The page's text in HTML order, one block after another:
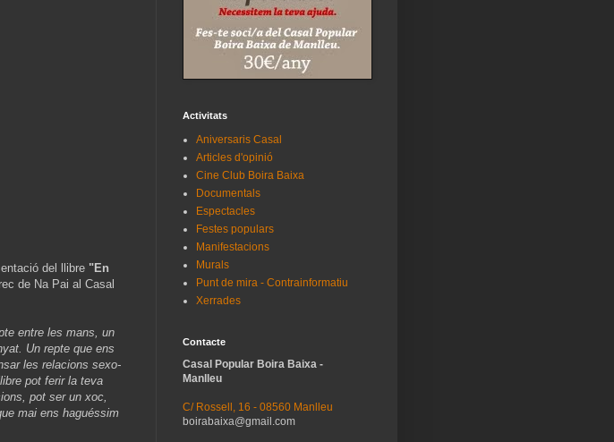
del llibre "En
de Na Pai al Casal
entre les mans, un
Un repte que ens
les relacions sexo-
pot ferir la teva
pot ser un xoc,
mai ens haguéssim
Activitats
Aniversaris Casal
Articles d'opinió
Cine Club Boira Baixa
Documentals
Espectacles
Festes populars
Manifestacions
Murals
Punt de mira - Contrainformatiu
Xerrades
Contacte
Casal Popular Boira Baixa -
Manlleu
C/ Rossell, 16 - 08560 Manlleu
boirabaixa@gmail.com